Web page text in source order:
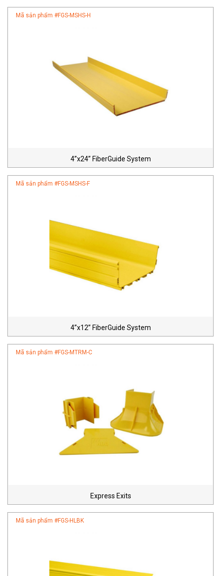
Mã sản phẩm #FGS-MSHS-H
4”x24” FiberGuide System
Mã sản phẩm #FGS-MSHS-F
4”x12” FiberGuide System
Mã sản phẩm #FGS-MTRM-C
Express Exits
Mã sản phẩm #FGS-HLBK